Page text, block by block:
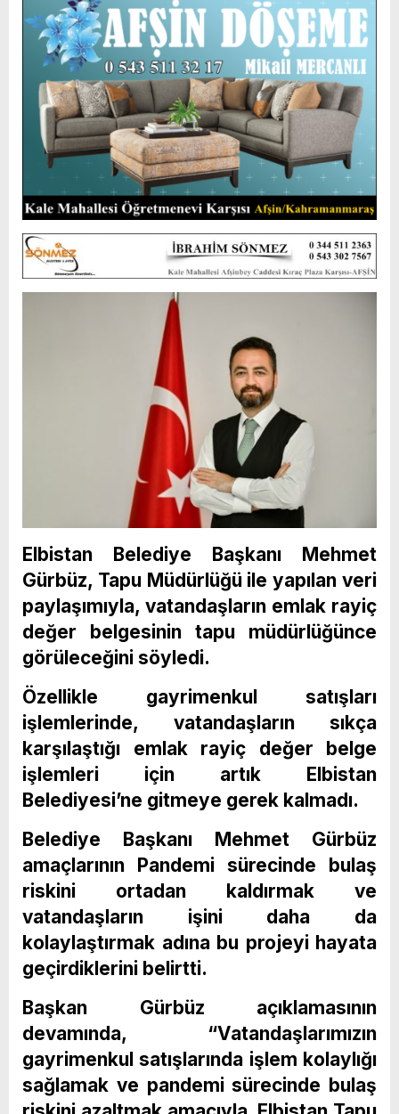
Elbistan Belediye Başkanı Mehmet
Gürbüz, Tapu Müdürlüğü ile yapılan veri
paylaşımıyla, vatandaşların emlak rayiç
değer belgesinin tapu müdürlüğünce
görüleceğini söyledi.
Özellikle gayrimenkul satışları
işlemlerinde, vatandaşların sıkça
karşılaştığı emlak rayiç değer belge
işlemleri için artık Elbistan
Belediyesi’ne gitmeye gerek kalmadı.
Belediye Başkanı Mehmet Gürbüz
amaçlarının Pandemi sürecinde bulaş
riskini ortadan kaldırmak ve
vatandaşların işini daha da
kolaylaştırmak adına bu projeyi hayata
geçirdiklerini belirtti.
Başkan Gürbüz açıklamasının
devamında, “Vatandaşlarımızın
gayrimenkul satışlarında işlem kolaylığı
sağlamak ve pandemi sürecinde bulaş